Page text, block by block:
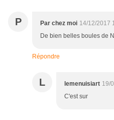
P Par chez moi 14/12/2017
De bien belles boules de
Répondre
L lemenuisiart 19/
C'est sur